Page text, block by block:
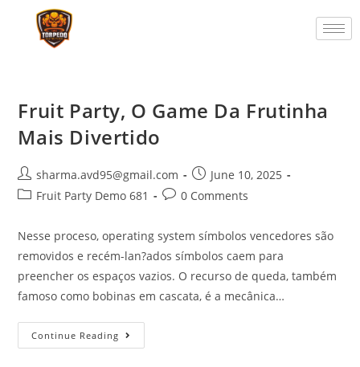
Fruit Party, O Game Da Frutinha
Mais Divertido
sharma.avd95@gmail.com
June 10, 2025
Fruit Party Demo 681
0 Comments
Nesse proceso, operating system símbolos vencedores são
removidos e recém-lan?ados símbolos caem para
preencher os espaços vazios. O recurso de queda, também
famoso como bobinas em cascata, é a mecânica…
Continue Reading